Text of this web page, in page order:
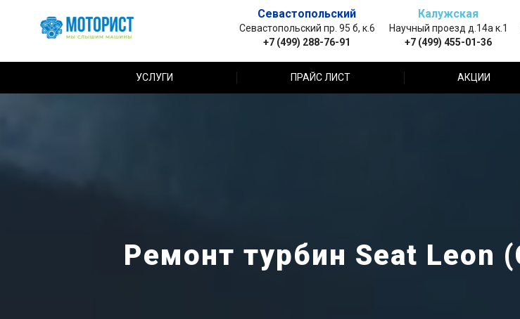
Севастопольский
Севастопольский пр. 95 б, к.6
+7 (499) 288-76-91
Калужская
Научный проезд д.14а к.1
+7 (499) 455-01-36
УСЛУГИ ПРАЙС ЛИСТ АКЦИИ
Ремонт турбин Seat Leon